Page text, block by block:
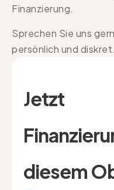
Finanzierung.
Sprechen Sie uns
persönlich und diskret.
Jetzt
diesem